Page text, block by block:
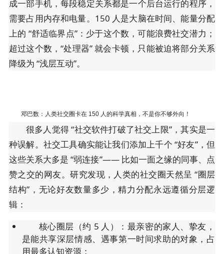
成一部手机，每段稳定关系都是一个后台运行的程序，
需要占用内存和电量。150 人是大脑在时间、能量分配
上的 “舒适临界点”：少于这个数，可能浪费社交潜力；
超过这个数，“处理器” 就会卡顿，只能被迫将部分关系
降级为 “浅层互动”。
邓巴数：人类社交圈卡在 150 人的科学真相，不是你不够外向！
很多人觉得 “社交软件打破了社交上限”，其实是一
种误解。社交工具确实能让我们添加上千个 “好友”，但
这些关系大多是 “弱连接”—— 比如一面之缘的同事、点
赞之交的网友。研究发现，人类的社交圈天然呈 “圈层
结构”，无论好友数量多少，精力分配永远遵循分层逻
辑：
核心圈层（约 5 人）：最亲密的家人、挚友，
是能共享深层情感、遇事第一时间求助的对象，占
用最多认知资源；